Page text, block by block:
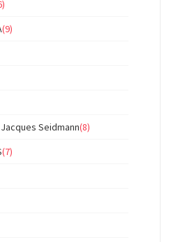
(9)
Seidmann(8)
(7)